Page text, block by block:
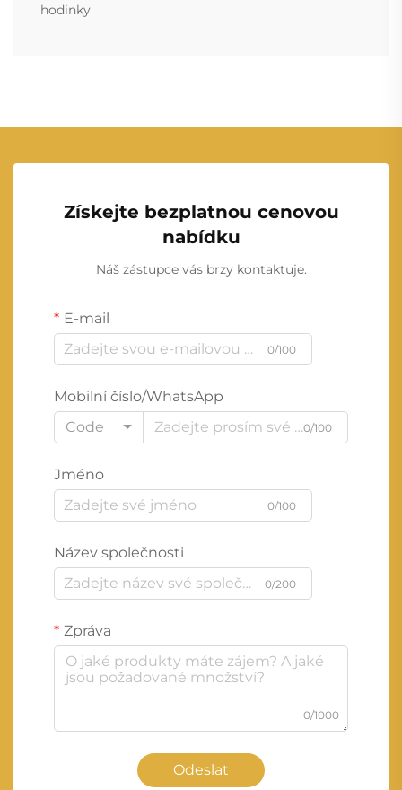
hodinky
Získejte bezplatnou cenovou
nabídku
Náš zástupce vás brzy kontaktuje.
E-mail
0/100
Mobilní číslo/WhatsApp
Code
0/100
Jméno
0/100
Název společnosti
0/200
Zpráva
0/1000
Odeslat